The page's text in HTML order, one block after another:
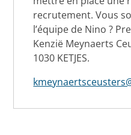
recrutement. Vous
l’équipe de Nino ?
Kenzië Meynaerts
1030 KETJES.